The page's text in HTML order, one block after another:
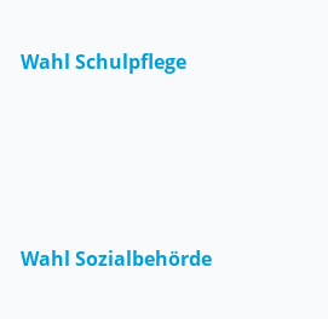
Wahl Schulpflege
Wahl Sozialbehörde